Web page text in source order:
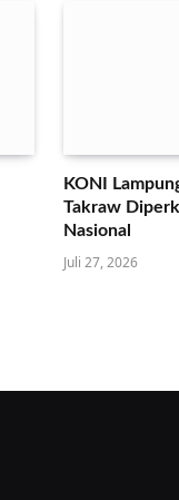
KONI
Takraw
Nasional
Juli 27, 2026